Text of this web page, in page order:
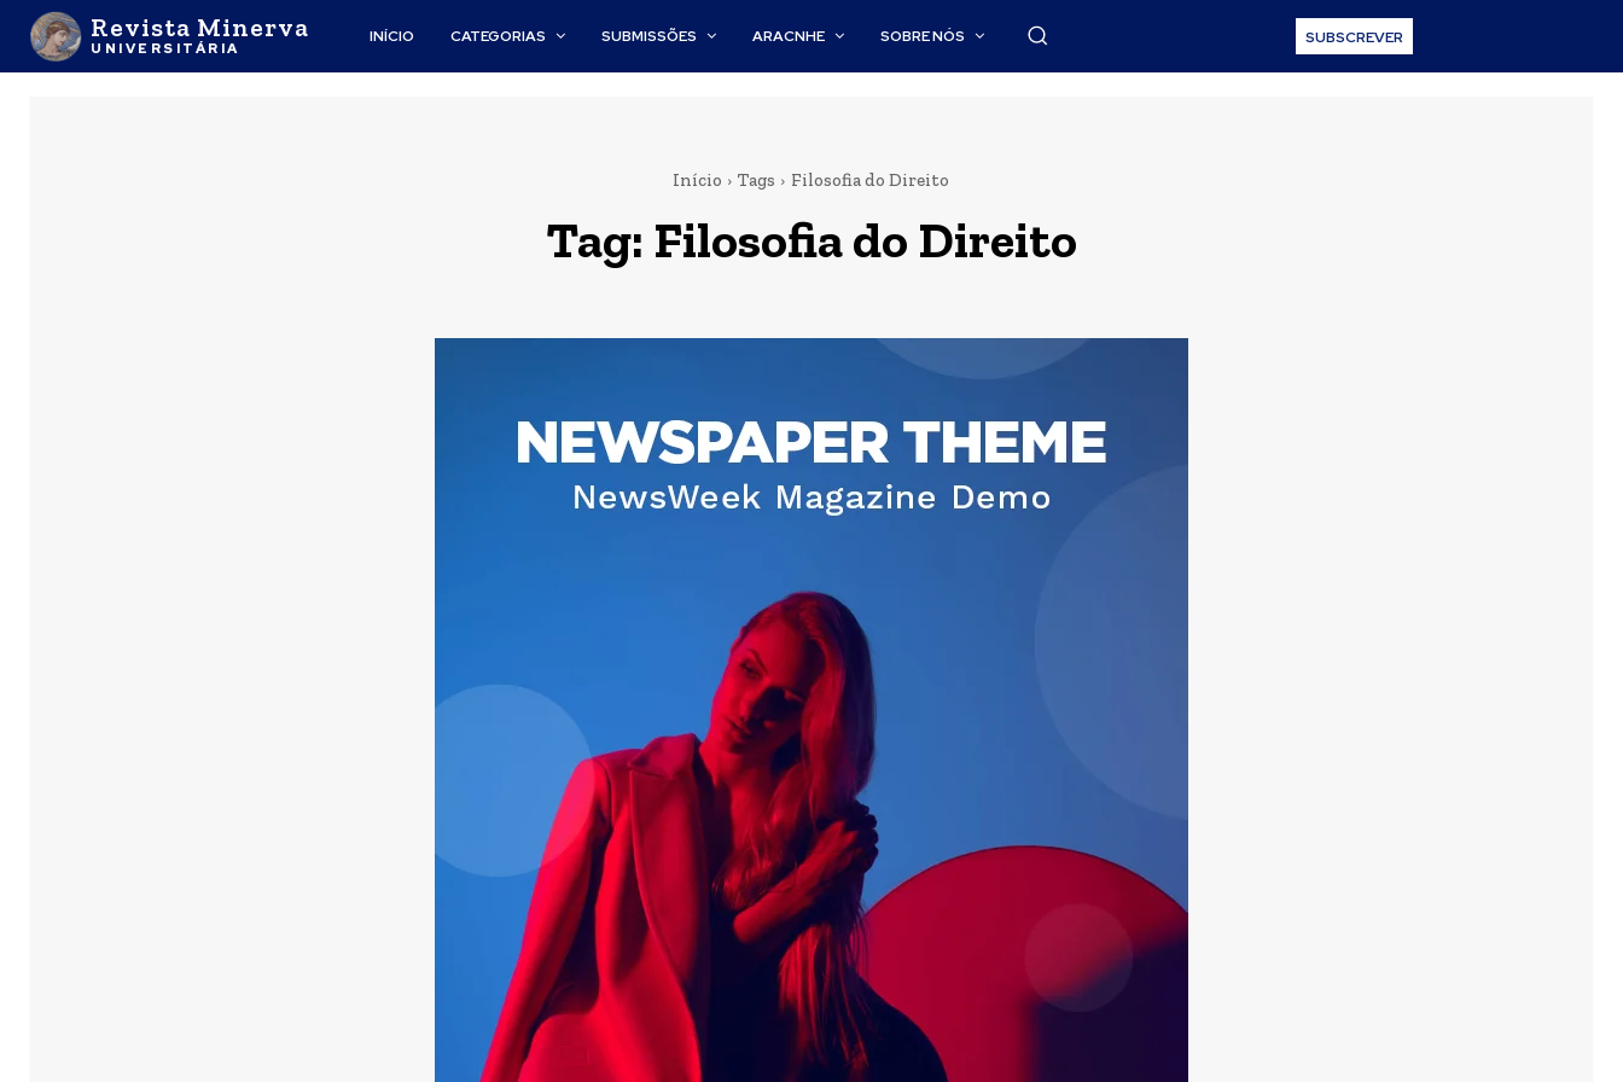
Revista Minerva
UNIVERSITÁRIA
INÍCIO CATEGORIAS SUBMISSÕES ARACNHE SOBRE NÓS SUBSCREVER
Início Tags Filosofia do Direito
Tag: Filosofia do Direito